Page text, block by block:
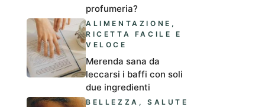
profumeria?
ALIMENTAZIONE ,
RICETTA FACILE E
VELOCE
Merenda sana da
leccarsi i baffi con soli
due ingredienti
BELLEZZA ,SALUTE